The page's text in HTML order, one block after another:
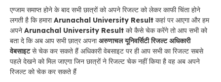
एग्जाम समाप्त होने के बाद सभी छात्रों को अपने रिजल्ट को लेकर काफी चिंता होने
लगती है कि हमाराArunachal University Result कहां पर आएगा और हम
अपने Arunachal University Result को कैसे चेक करेंगे तो आप सभी को
बता दे कि अब आप सभी छात्र अपनाअरुणाचल यूनिवर्सिटी रिजल्ट अधिकारी
वेबसाइटसे चेक कर सकते हैं अधिकारी वेबसाइट पर ही आप सभी का रिजल्ट सबसे
पहले देखने को मिल जाएगा जिन छात्रों ने रिजल्ट चेक नहीं किया है वह अब अपने
रिजल्ट को चेक कर सकते हैं